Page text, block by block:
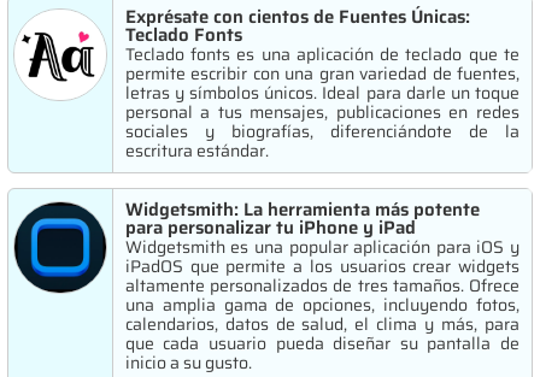
Exprésate con cientos de Fuentes Únicas:
Teclado Fonts
Teclado fonts es una aplicación de teclado que te
permite escribir con una gran variedad de fuentes,
letras y símbolos únicos. Ideal para darle un toque
personal a tus mensajes, publicaciones en redes
sociales y biografías, diferenciándote de la
escritura estándar.
Widgetsmith: La herramienta más potente
para personalizar tu iPhone y iPad
Widgetsmith es una popular aplicación para iOS y
iPadOS que permite a los usuarios crear widgets
altamente personalizados de tres tamaños. Ofrece
una amplia gama de opciones, incluyendo fotos,
calendarios, datos de salud, el clima y más, para
que cada usuario pueda diseñar su pantalla de
inicio a su gusto.